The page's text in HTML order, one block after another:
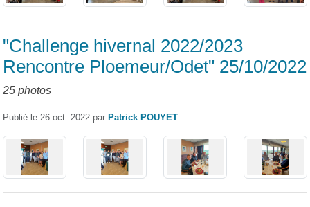
"Challenge hivernal 2022/2023
Rencontre Ploemeur/Odet" 25/10/2022
25 photos
Publié le 26 oct. 2022 par Patrick POUYET